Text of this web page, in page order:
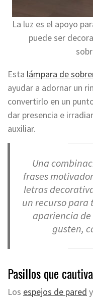
La luz es el apoyo
puede ser
Esta lámpara de
ayudar a adornar un
convertirlo en un
dar presencia e
auxiliar.
Una
frases
letras
un recurso
apariencia de
gusten,
Pasillos que
Los espejos de pared